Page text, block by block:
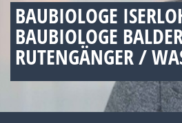
BAUBIOLOGE
BAUBIOLOGE
RUTENGÄNGER /